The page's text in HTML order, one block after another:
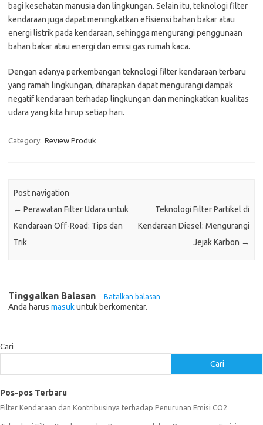
bagi kesehatan manusia dan lingkungan. Selain itu, teknologi filter
kendaraan juga dapat meningkatkan efisiensi bahan bakar atau
energi listrik pada kendaraan, sehingga mengurangi penggunaan
bahan bakar atau energi dan emisi gas rumah kaca.
Dengan adanya perkembangan teknologi filter kendaraan terbaru
yang ramah lingkungan, diharapkan dapat mengurangi dampak
negatif kendaraan terhadap lingkungan dan meningkatkan kualitas
udara yang kita hirup setiap hari.
Category: Review Produk
Post navigation
← Perawatan Filter Udara untuk
Kendaraan Off-Road: Tips dan
Trik
Teknologi Filter Partikel di
Kendaraan Diesel: Mengurangi
Jejak Karbon →
Tinggalkan Balasan Batalkan balasan
Anda harus masukuntuk berkomentar.
Cari
Cari
Pos-pos Terbaru
Filter Kendaraan dan Kontribusinya terhadap Penurunan Emisi CO2